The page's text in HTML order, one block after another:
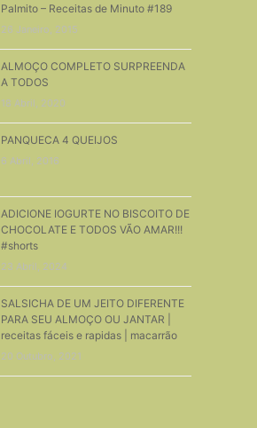
Palmito – Receitas de Minuto #189
26 Janeiro, 2015
ALMOÇO COMPLETO SURPREENDA
A TODOS
18 Abril, 2020
PANQUECA 4 QUEIJOS
6 Abril, 2016
ADICIONE IOGURTE NO BISCOITO DE
CHOCOLATE E TODOS VÃO AMAR!!!
#shorts
23 Abril, 2024
SALSICHA DE UM JEITO DIFERENTE
PARA SEU ALMOÇO OU JANTAR |
receitas fáceis e rapidas | macarrão
20 Outubro, 2021